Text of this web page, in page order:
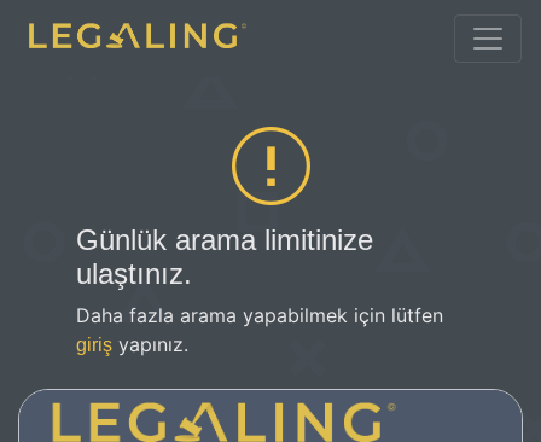
Günlük arama limitinize
ulaştınız.
Daha fazla arama yapabilmek için lütfen
giriş yapınız.